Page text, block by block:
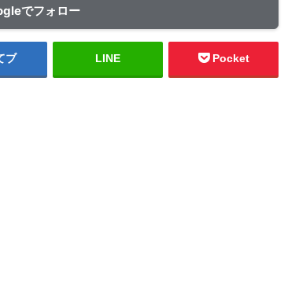
でフォロー
ブ LINE Pocket